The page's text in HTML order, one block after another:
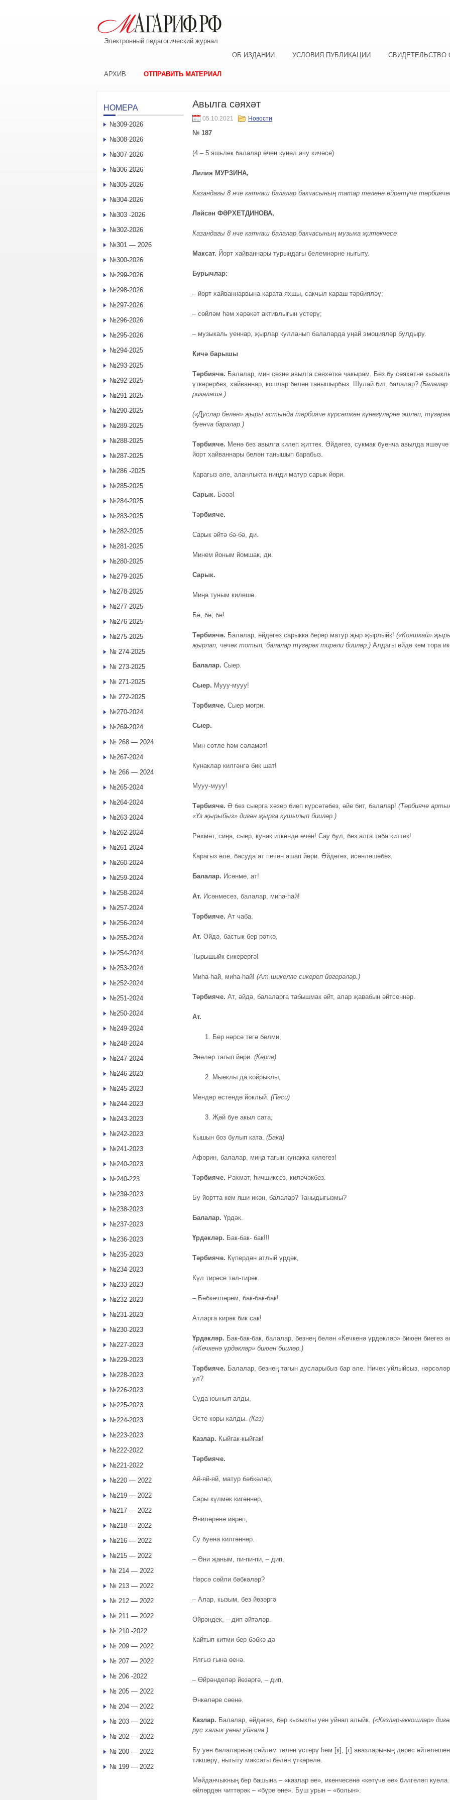
Электронный педагогический журнал
ОБ ИЗДАНИИ
УСЛОВИЯ ПУБЛИКАЦИИ СВИДЕТЕЛЬСТВО
АРХИВ ОТПРАВИТЬ МАТЕРИАЛ
Авылга сәяхәт
05.10.2021 Новости
№ 187
(4 – 5 яшьлек балалар өчен күңел ачу кичәсе)
Лилия МУРЗИНА,
Казандагы 8 нче катнаш балалар бакчасының татар теленә өйрәтүче
Ләйсән ФӘРХЕТДИНОВА,
Казандагы 8 нче катнаш балалар бакчасының музыка җитәкчесе
Максат. Йорт хайваннары турындагы белемнәрне ныгыту.
Бурычлар:
– йорт хайваннарвына карата яхшы, сакчыл караш тәрбияләү;
– сөйләм һәм хәрәкәт активлыгын үстерү;
– музыкаль уеннар, җырлар кулланып балаларда уңай эмоцияләр булдыру.
Кичә барышы
Тәрбияче. Балалар, мин сезне авылга сәяхәткә чакырам. Без бу сәяхәтне
үткәрербез, хайваннар, кошлар белән танышырбыз. Шулай бит, балалар? (Балалар
ризалаша. )
(«Дуслар белән» җыры астында тәрбияче күрсәткән күнегүләрне эшләп, түгәрәк
буенча баралар. )
Тәрбияче. Менә без авылга килеп җиттек. Әйдәгез, сукмак буенча авылда яшәүче
йорт хайваннары белән танышып барабыз.
Карагыз әле, аланлыкта нинди матур сарык йөри.
Сарык. Бәәә!
Тәрбияче.
Сарык әйтә бә-бә, ди.
Минем йоным йомшак, ди.
Сарык.
Миңа туным килешә.
Бә, бә, бә!
Тәрбияче. Балалар, әйдәгез сарыкка берәр матур җыр җырлыйк! («Кояшкай»
җырлап, чәчәк тотып, балалар түгәрәк тирәли бииләр.) Алдагы өйдә кем тора
Балалар. Сыер.
Сыер. Мууу-мууу!
Тәрбияче. Сыер мөгри.
Сыер.
Мин сөтле һәм сәламәт!
Кунаклар килгәнгә бик шат!
Мууу-мууу!
Тәрбияче. Ә без сыерга хәзер биеп күрсәтәбез, әйе бит, балалар! (Тәрбияче
«Үз җырыбыз» дигән җырга кушылып бииләр.)
Рәхмәт, сиңа, сыер, кунак иткәндә өчен! Сау бул, без алга таба киттек!
Карагыз әле, басуда ат печән ашап йөри. Әйдәгез, исәнләшәбез.
Балалар. Исәнме, ат!
Ат. Исәнмесез, балалар, миһа-һай!
Тәрбияче. Ат чаба.
Ат. Әйдә, бастык бер рәткә,
Тырышыйк сикерергә!
Миһа-һай, миһа-һай! (Ат шикелле сикереп йөгерәләр. )
Тәрбияче. Ат, әйдә, балаларга табышмак әйт, алар җавабын әйтсеннәр.
Ат.
Бер нәрсә тегә белми,
Энәләр тагып йөри. (Керпе)
Мыеклы да койрыклы,
Мендәр өстендә йоклый. (Песи)
Җәй буе акыл сата,
Кышын боз булып ката. (Бака)
Афәрин, балалар, миңа тагын кунакка килегез!
Тәрбияче. Рәхмәт, һичшиксез, киләчәкбез.
Бу йортта кем яши икән, балалар? Таныдыгызмы?
Балалар. Үрдәк.
Үрдәкләр. Бак-бак- бак!!!
Тәрбияче. Күпердән атлый үрдәк,
Күл тирәсе тал-тирәк.
– Бәбкәчләрем, бак-бак-бак!
Атларга кирәк бик сак!
Үрдәкләр. Бак-бак-бак, балалар, безнең белән «Кечкенә үрдәкләр» биюен биегез
(«Кечкенә үрдәкләр» биюен бииләр. )
Тәрбияче. Балалар, безнең тагын дусларыбыз бар әле. Ничек уйлыйсыз, нәрсәләр
ул?
Суда юынып алды,
Өсте коры калды. (Каз)
Казлар. Кыйгак-кыйгак!
Тәрбияче.
Ай-яй-яй, матур бәбкәләр,
Сары күлмәк кигәннәр,
Әниләренә ияреп,
Су буена килгәннәр.
– Әни җаным, пи-пи-пи, – дип,
Нәрсә сөйли бәбкәләр?
– Алар, кызым, без йөзәргә
Өйрәндек, – дип әйтәләр.
Кайтып китми бер бәбкә дә
Ялгыз гына өенә.
– Өйрәнделәр йөзәргә, – дип,
Әнкәләре сөенә.
Казлар. Балалар, әйдәгез, бер кызыклы уен уйнап алыйк. («Казлар-аккошлар»
рус халык уены уйнала.)
Бу уен балаларның сөйләм телен үстерү һәм [к], [г] авазларының дөрес әйтелешен
тикшерү, ныгыту максаты белән үткәрелә.
Мәйданчыкның бер башына – «казлар өе», икенчесенә «көтүче өе» билгеләп
өйләрдән читтәрәк – «бүре өне». Буш урын – «болын».
НОМЕРА
№309-2026
№308-2026
№307-2026
№306-2026
№305-2026
№304-2026
№303 -2026
№302-2026
№301 — 2026
№300-2026
№299-2026
№298-2026
№297-2026
№296-2026
№295-2026
№294-2025
№293-2025
№292-2025
№291-2025
№290-2025
№289-2025
№288-2025
№287-2025
№286 -2025
№285-2025
№284-2025
№283-2025
№282-2025
№281-2025
№280-2025
№279-2025
№278-2025
№277-2025
№276-2025
№275-2025
№ 274-2025
№ 273-2025
№ 271-2025
№ 272-2025
№270-2024
№269-2024
№ 268 — 2024
№267-2024
№ 266 — 2024
№265-2024
№264-2024
№263-2024
№262-2024
№261-2024
№260-2024
№259-2024
№258-2024
№257-2024
№256-2024
№255-2024
№254-2024
№253-2024
№252-2024
№251-2024
№250-2024
№249-2024
№248-2024
№247-2024
№246-2023
№245-2023
№244-2023
№243-2023
№242-2023
№241-2023
№240-2023
№240-223
№239-2023
№238-2023
№237-2023
№236-2023
№235-2023
№234-2023
№233-2023
№232-2023
№231-2023
№230-2023
№227-2023
№229-2023
№228-2023
№226-2023
№225-2023
№224-2023
№223-2023
№222-2022
№221-2022
№220 — 2022
№219 — 2022
№217 — 2022
№218 — 2022
№216 — 2022
№215 — 2022
№ 214 — 2022
№ 213 — 2022
№ 212 — 2022
№ 211 — 2022
№ 210 -2022
№ 209 — 2022
№ 207 — 2022
№ 206 -2022
№ 205 — 2022
№ 204 — 2022
№ 203 — 2022
№ 202 — 2022
№ 200 — 2022
№ 199 — 2022